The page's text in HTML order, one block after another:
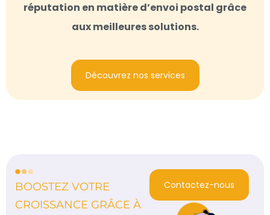
réputation en matière d’envoi postal grâce
aux meilleures solutions.
Découvrez nos services
BOOSTEZ VOTRE
CROISSANCE GRÂCE À
Contactez-nous